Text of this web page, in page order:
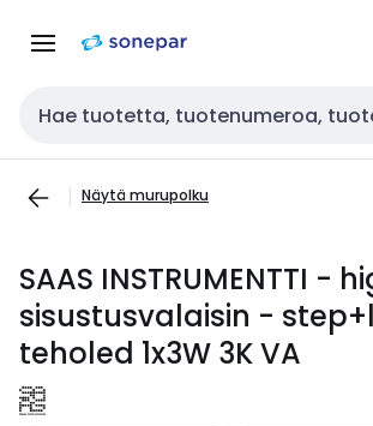
navigointiinsisältöön
Haku
Näytä murupolku
SAAS INSTRUMENTTI -
sisustusvalaisin -
teholed 1x3W 3K VA